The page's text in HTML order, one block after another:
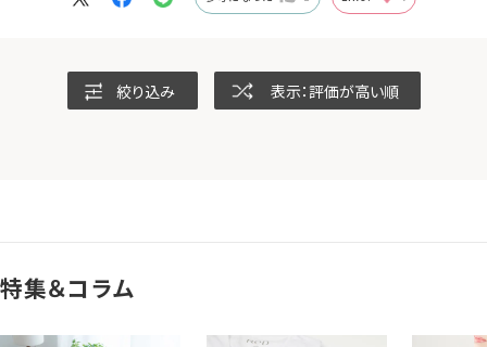
絞り込み 表示：評価が高い順
特集＆コラム